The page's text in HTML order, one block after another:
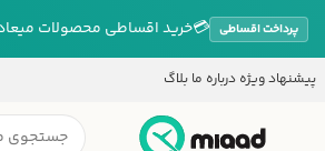
پرداخت اقساطی 💳خرید اقساطی محصولات
پیشنهاد ویژه درباره ما بلاگ